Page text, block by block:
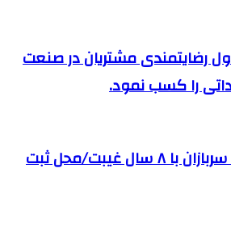
رضایتمندی مشتریان در صنعت
را کسب نمود.
طرح انصار ویژه سربازان با ۸ سال غیبت/محل ثبت